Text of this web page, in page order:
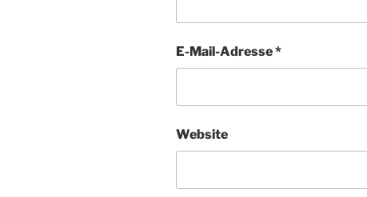
E-Mail-Adresse*
Website